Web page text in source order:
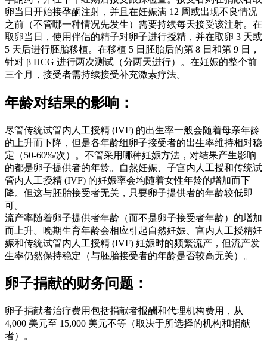
卵当日开始接孕酮注射，并且在妊娠满 12 周或出现不良情况
之前（不管哪一种情况先发生）需要持续每天接受该注射。在
取卵当日，使用伴侣的精子对卵子进行授精，并在取卵 3 天或
5 天后进行胚胎移植。在移植 5 日胚胎后的第 8 日和第 9 日，
针对 β HCG 进行两次测试（分两天进行）。在妊娠的整个前
三个月，接受者需持续接受补充激素疗法。
年龄对结果的影响：
尽管传统试管内人工授精 (IVF) 的出生率一般会随着母亲年龄
的上升而下降，但是各年龄组卵子接受者的出生率维持相对稳
定（50-60%/次）。不管采用哪种妊娠方法，对结果产生影响
的都是卵子提供者的年龄。自然妊娠、子宫内人工授和传统试
管内人工授精 (IVF) 的妊娠率会均随着女性年龄的增加而下
降。但这与胚胎接受者无关，只要卵子提供者的年龄较低即
可。
流产率随着卵子提供者年龄（而不是卵子接受者年龄）的增加
而上升。晚期生育年龄会相应引起自然妊娠、宫内人工授精妊
娠和传统试管内人工授精 (IVF) 妊娠时的频繁流产，但流产发
生率仍然保持稳定（与胚胎接受者的年龄是否较高无关）。
卵子捐献的财务问题：
卵子捐献者治疗费用包括捐献者报酬和代理机构费用，从
4,000 美元至 15,000 美元不等（取决于所选择的机构和捐献
者）。